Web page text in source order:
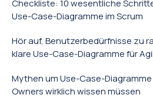
Checkliste: 10 wesentliche
Use-Case-Diagramme im Scrum
Hör auf, Benutzerbedürfnisse zu
klare Use-Case-Diagramme für
Mythen um Use-Case-
Owners wirklich wissen müssen